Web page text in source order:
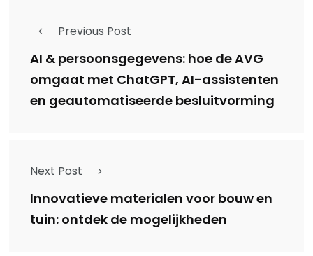
Previous Post
AI & persoonsgegevens: hoe de AVG
omgaat met ChatGPT, AI-assistenten
en geautomatiseerde besluitvorming
Next Post
Innovatieve materialen voor bouw en
tuin: ontdek de mogelijkheden